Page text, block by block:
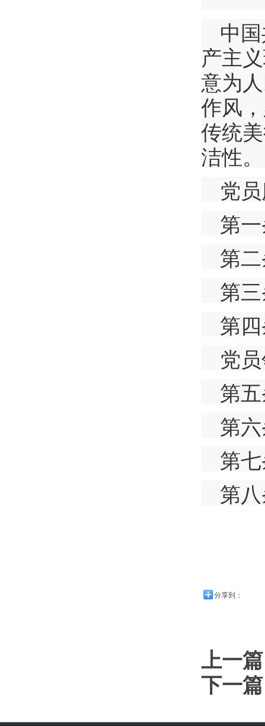
中
产主
意为
作风
传统
洁性。
党
第
第
第
第
党
第
第
第
第
分享到：
上一
下一